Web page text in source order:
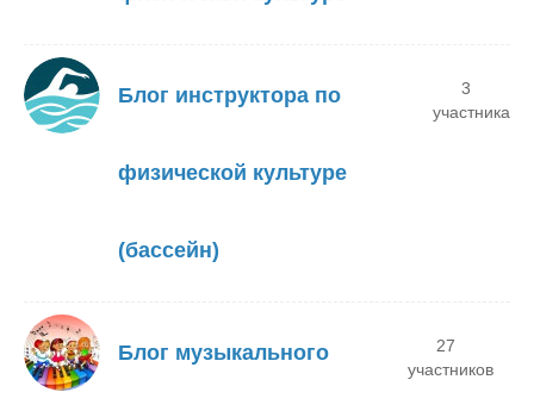
Блог инструктора по
физической культуре
(бассейн)
3
участника
Блог музыкального
27
участников